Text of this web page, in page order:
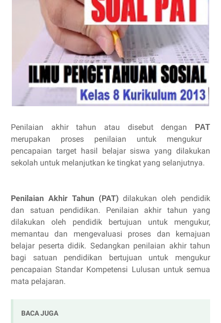
Penilaian akhir tahun atau disebut dengan PAT
merupakan proses penilaian untuk mengukur
pencapaian target hasil belajar siswa yang dilakukan
sekolah untuk melanjutkan ke tingkat yang selanjutnya.
Penilaian Akhir Tahun (PAT) dilakukan oleh pendidik
dan satuan pendidikan. Penilaian akhir tahun yang
dilakukan oleh pendidik bertujuan untuk mengukur,
memantau dan mengevaluasi proses dan kemajuan
belajar peserta didik. Sedangkan penilaian akhir tahun
bagi satuan pendidikan bertujuan untuk mengukur
pencapaian Standar Kompetensi Lulusan untuk semua
mata pelajaran.
BACA JUGA